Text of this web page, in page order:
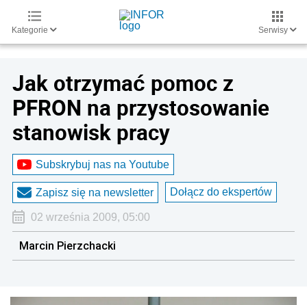
Kategorie Serwisy
Jak otrzymać pomoc z
PFRON na przystosowanie
stanowisk pracy
Subskrybuj nas na Youtube
Zapisz się na newsletter Dołącz do ekspertów
02 września 2009, 05:00
Marcin Pierzchacki